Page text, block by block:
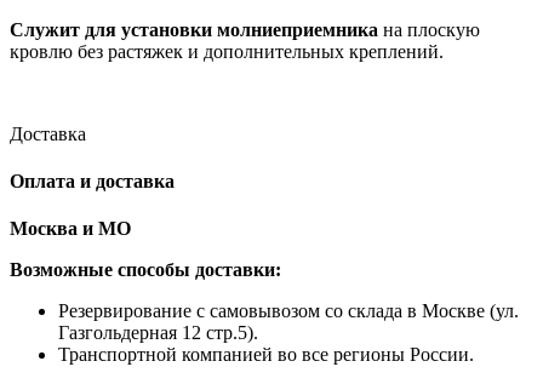
Служит для установки молниеприемника на плоскую
кровлю без растяжек и дополнительных креплений.
Доставка
Оплата и доставка
Москва и МО
Возможные способы доставки:
​Резервирование с самовывозом со склада в Москве (ул.
Газгольдерная 12 стр.5).
Транспортной компанией во все регионы России.